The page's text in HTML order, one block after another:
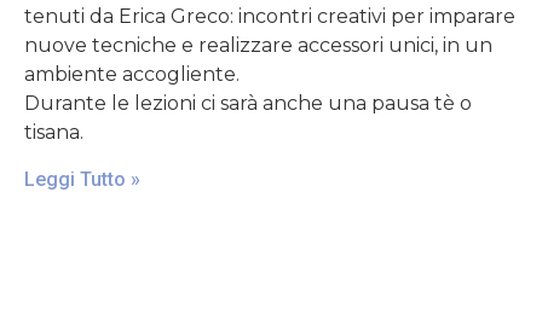
tenuti da Erica Greco: incontri creativi per imparare
nuove tecniche e realizzare accessori unici, in un
ambiente accogliente.
Durante le lezioni ci sarà anche una pausa tè o
tisana.
Leggi Tutto »